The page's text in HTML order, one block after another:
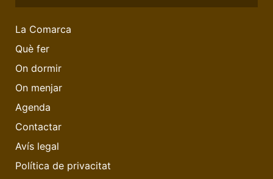
La Comarca
Què fer
On dormir
On menjar
Agenda
Contactar
Avís legal
Política de privacitat